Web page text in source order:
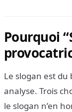
Pourquoi
Le slogan est
analyse. Trois
le slogan n’en